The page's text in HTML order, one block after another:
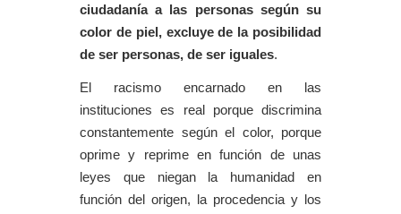
ciudadanía a las personas según su
color de piel, excluye de la posibilidad
de ser personas, de ser iguales.
El racismo encarnado en las
instituciones es real porque discrimina
constantemente según el color, porque
oprime y reprime en función de unas
leyes que niegan la humanidad en
función del origen, la procedencia y los